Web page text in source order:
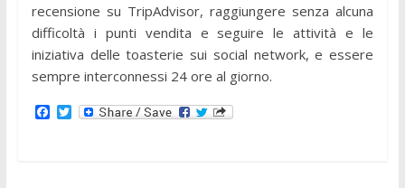
recensione su TripAdvisor, raggiungere senza alcuna
difficoltà i punti vendita e seguire le attività e le
iniziativa delle toasterie sui social network, e essere
sempre interconnessi 24 ore al giorno.
F T